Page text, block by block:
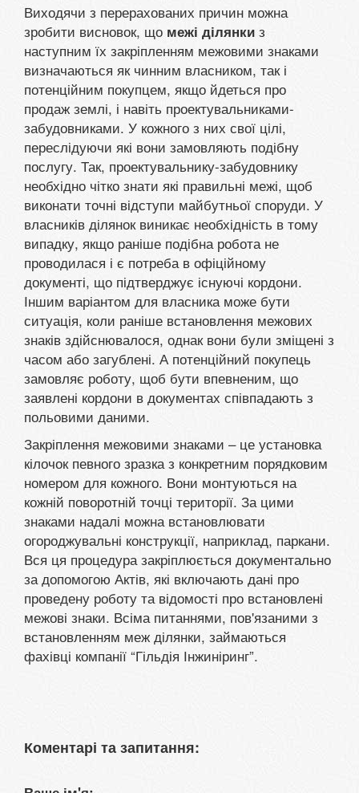
Виходячи з перерахованих причин можна
зробити висновок, що межі ділянки з
наступним їх закріпленням межовими знаками
визначаються як чинним власником, так і
потенційним покупцем, якщо йдеться про
продаж землі, і навіть проектувальниками-
забудовниками. У кожного з них свої цілі,
переслідуючи які вони замовляють подібну
послугу. Так, проектувальнику-забудовнику
необхідно чітко знати які правильні межі, щоб
виконати точні відступи майбутньої споруди. У
власників ділянок виникає необхідність в тому
випадку, якщо раніше подібна робота не
проводилася і є потреба в офіційному
документі, що підтверджує існуючі кордони.
Іншим варіантом для власника може бути
ситуація, коли раніше встановлення межових
знаків здійснювалося, однак вони були зміщені з
часом або загублені. А потенційний покупець
замовляє роботу, щоб бути впевненим, що
заявлені кордони в документах співпадають з
польовими даними.
Закріплення межовими знаками – це установка
кілочок певного зразка з конкретним порядковим
номером для кожного. Вони монтуються на
кожній поворотній точці території. За цими
знаками надалі можна встановлювати
огороджувальні конструкції, наприклад, паркани.
Вся ця процедура закріплюється документально
за допомогою Актів, які включають дані про
проведену роботу та відомості про встановлені
межові знаки. Всіма питаннями, пов'язаними з
встановленням меж ділянки, займаються
фахівці компанії “Гільдія Інжиніринг”.
Коментарі та запитання: